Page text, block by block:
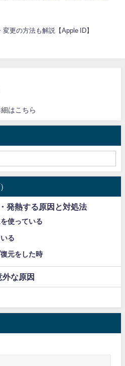
更の方法も解説【Apple ID】
はこちら
発熱する原因と対処法
使っている
る
元をした時
な原因